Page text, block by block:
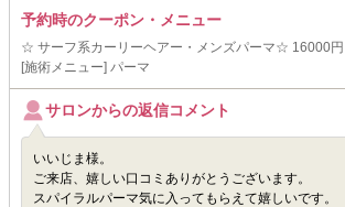
予約時のクーポン・メニュー
☆ サーフ系カーリーヘアー・メンズパーマ☆ 16000
[施術メニュー] パーマ
サロンからの返信コメント
いいじま様。
ご来店、嬉しい口コミありがとうございます。
スパイラルパーマ気に入ってもらえて嬉しいです。